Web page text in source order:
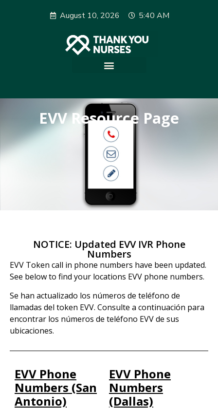
August 10, 2026 5:40 AM
EVV Resource Page
NOTICE: Updated EVV IVR Phone
Numbers
EVV Token call in phone numbers have been updated.
See below to find your locations EVV phone numbers.
Se han actualizado los números de teléfono de
llamadas del token EVV. Consulte a continuación para
encontrar los números de teléfono EVV de sus
ubicaciones.
EVV Phone
Numbers (San
Antonio)
EVV Phone
Numbers
(Dallas)